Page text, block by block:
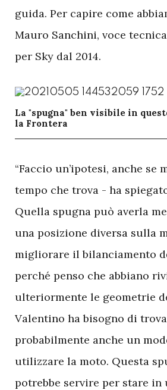
guida. Per capire come
Mauro Sanchini, voce
per Sky dal 2014.
La "spugna" ben visibile in
la Frontera
“Faccio un’ipotesi, anche se
tempo che trova - ha
Quella spugna può averla
una posizione diversa sulla
migliorare il bilanciamento
perché penso che abbiano
ulteriormente le geometrie
Valentino ha bisogno di
probabilmente anche un
utilizzare la moto. Questa
potrebbe servire per stare in